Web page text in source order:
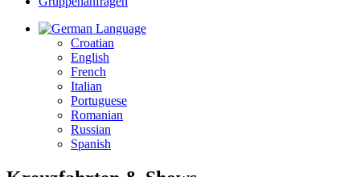
Language
Croatian
English
French
Italian
Portuguese
Romanian
Russian
Spanish